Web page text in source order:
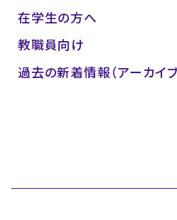
在学生の方へ
教職員向け
過去の新着情報（アーカイブ